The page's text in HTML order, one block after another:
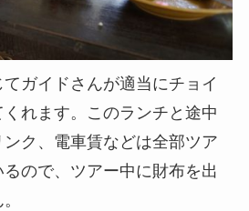
ガイドさんが適当にチョイ
れます。このランチと途中
ク、電車賃などは全部ツア
ので、ツアー中に財布を出